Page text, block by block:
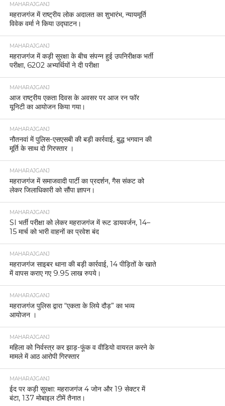
MAHARAJGANJ
महराजगंज में राष्ट्रीय लोक अदालत का शुभारंभ, न्यायमूर्ति
विवेक वर्मा ने किया उद्घाटन।
MAHARAJGANJ
महराजगंज में कड़ी सुरक्षा के बीच संपन्न हुई उपनिरीक्षक भर्ती
परीक्षा, 6202 अभ्यर्थियों ने दी परीक्षा
MAHARAJGANJ
आज राष्ट्रीय एकता दिवस के अवसर पर आज रन फॉर
यूनिटी का आयोजन किया गया।
MAHARAJGANJ
नौतनवां में पुलिस-एसएसबी की बड़ी कार्रवाई, बुद्ध भगवान की
मूर्ति के साथ दो गिरफ्तार ।
MAHARAJGANJ
महराजगंज में समाजवादी पार्टी का प्रदर्शन, गैस संकट को
लेकर जिलाधिकारी को सौंपा ज्ञापन।
MAHARAJGANJ
SI भर्ती परीक्षा को लेकर महराजगंज में रूट डायवर्जन, 14–
15 मार्च को भारी वाहनों का प्रवेश बंद
MAHARAJGANJ
महराजगंज साइबर थाना की बड़ी कार्रवाई, 14 पीड़ितों के खाते
में वापस कराए गए 9.95 लाख रुपये।
MAHARAJGANJ
महराजगंज पुलिस द्वारा “एकता के लिये दौड़” का भव्य
आयोजन ।
MAHARAJGANJ
महिला को निर्वस्त्र कर झाड़-फूंक व वीडियो वायरल करने के
मामले में आठ आरोपी गिरफ्तार
MAHARAJGANJ
ईद पर कड़ी सुरक्षा: महराजगंज 4 जोन और 19 सेक्टर में
बंटा, 137 मोबाइल टीमें तैनात।